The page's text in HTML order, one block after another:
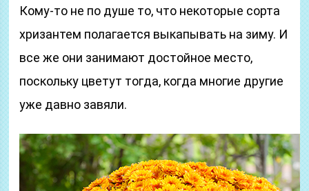
Кому-то не по душе то, что некоторые сорта
хризантем полагается выкапывать на зиму. И
все же они занимают достойное место,
поскольку цветут тогда, когда многие другие
уже давно завяли.